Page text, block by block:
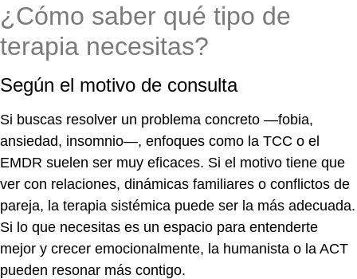
¿Cómo saber qué tipo de
terapia necesitas?
Según el motivo de consulta
Si buscas resolver un problema concreto —fobia,
ansiedad, insomnio—, enfoques como la TCC o el
EMDR suelen ser muy eficaces. Si el motivo tiene que
ver con relaciones, dinámicas familiares o conflictos de
pareja, la terapia sistémica puede ser la más adecuada.
Si lo que necesitas es un espacio para entenderte
mejor y crecer emocionalmente, la humanista o la ACT
pueden resonar más contigo.